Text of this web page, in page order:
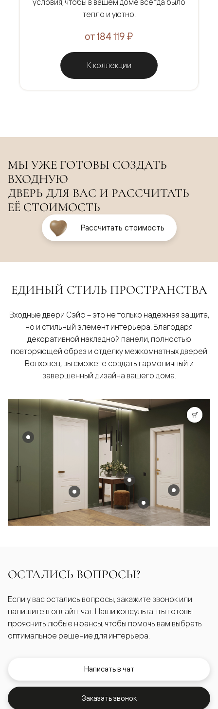
условия, чтобы в вашем доме всегда было
тепло и уютно.
от 184 119 ₽
К коллекции
МЫ УЖЕ ГОТОВЫ СОЗДАТЬ
ВХОДНУЮ
ДВЕРЬ ДЛЯ ВАС И РАССЧИТАТЬ
ЕЁ СТОИМОСТЬ
Рассчитать стоимость
ЕДИНЫЙ СТИЛЬ ПРОСТРАНСТВА
Входные двери Сэйф – это не только надёжная защита,
но и стильный элемент интерьера. Благодаря
декоративной накладной панели, полностью
повторяющей образ и отделку межкомнатных дверей
Волховец, вы сможете создать гармоничный и
завершенный дизайна вашего дома.
ОСТАЛИСЬ ВОПРОСЫ?
Если у вас остались вопросы, закажите звонок или
напишите в онлайн-чат. Наши консультанты готовы
прояснить любые нюансы, чтобы помочь вам выбрать
оптимальное решение для интерьера.
Написать в чат
Заказать звонок